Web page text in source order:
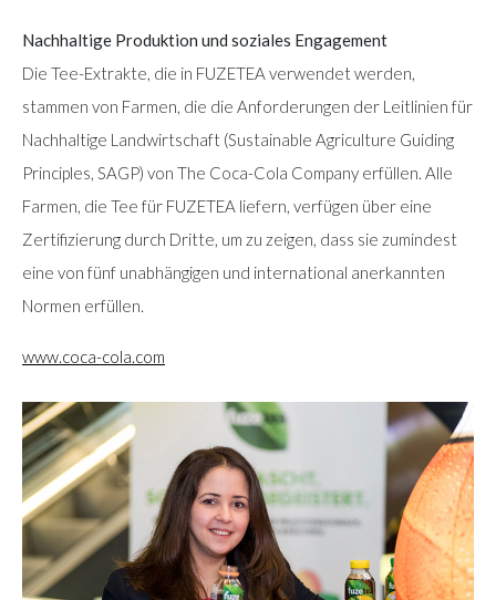
Nachhaltige Produktion und soziales Engagement
Die Tee-Extrakte, die in FUZETEA verwendet werden,
stammen von Farmen, die die Anforderungen der Leitlinien für
Nachhaltige Landwirtschaft (Sustainable Agriculture Guiding
Principles, SAGP) von The Coca-Cola Company erfüllen. Alle
Farmen, die Tee für FUZETEA liefern, verfügen über eine
Zertifizierung durch Dritte, um zu zeigen, dass sie zumindest
eine von fünf unabhängigen und international anerkannten
Normen erfüllen.
www.coca-cola.com